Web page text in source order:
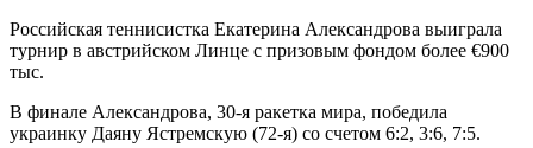
Российская теннисистка Екатерина Александрова выиграла
турнир в австрийском Линце с призовым фондом более €900
тыс.
В финале Александрова, 30-я ракетка мира, победила
украинку Даяну Ястремскую (72-я) со счетом 6:2, 3:6, 7:5.